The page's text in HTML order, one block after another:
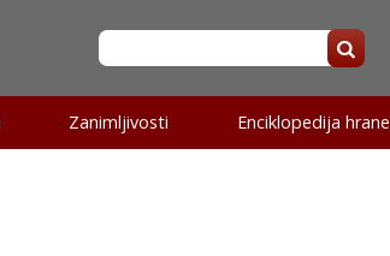
Zanimljivosti Enciklopedija hrane